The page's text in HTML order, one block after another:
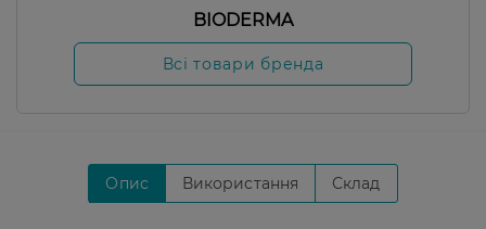
BIODERMA
Всі товари бренда
Опис Використання Склад